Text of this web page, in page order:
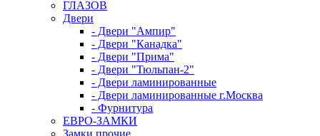
ГЛАЗОВ
Двери
- Двери "Ампир"
- Двери "Канадка"
- Двери "Прима"
- Двери "Тюльпан-2"
- Двери ламинированные
- Двери ламинированные г.Москва
- Фурнитура
ЕВРО-ЗАМКИ
Замки прочие